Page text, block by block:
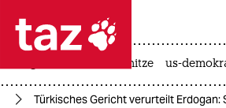
 taz zahl ich
taz zahl ich
hitze us-
Türkisches Gericht verurteilt